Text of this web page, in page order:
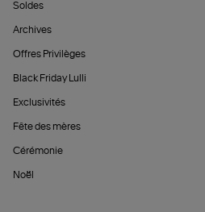
Soldes
Archives
Offres Privilèges
Black Friday Lulli
Exclusivités
Fête des mères
Cérémonie
Noël